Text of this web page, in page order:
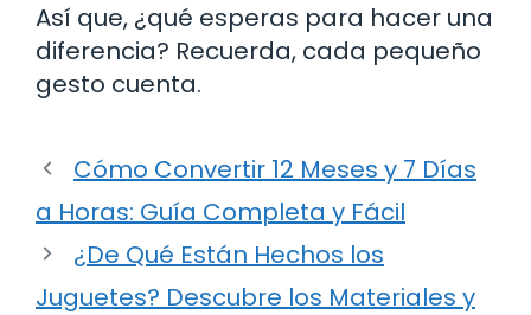
Así que, ¿qué esperas para hacer una
diferencia? Recuerda, cada pequeño
gesto cuenta.
Cómo Convertir 12 Meses y 7 Días
a Horas: Guía Completa y Fácil
¿De Qué Están Hechos los
Juguetes? Descubre los Materiales y